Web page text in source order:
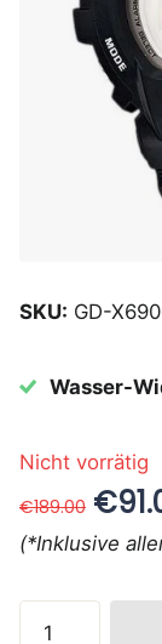
SKU: GD-
Wasser-
Nicht vorrätig
€189.00
(*Inklusive